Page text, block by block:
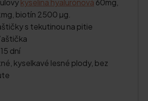
kyselina hyalurónová 60mg,
biotín 2500 µg.
s tekutinou na pitie
15 dní
kyselkavé lesné plody, bez